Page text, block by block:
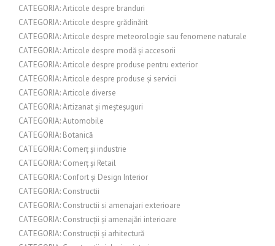
CATEGORIA: Articole despre branduri
CATEGORIA: Articole despre grădinărit
CATEGORIA: Articole despre meteorologie sau fenomene naturale
CATEGORIA: Articole despre modă și accesorii
CATEGORIA: Articole despre produse pentru exterior
CATEGORIA: Articole despre produse și servicii
CATEGORIA: Articole diverse
CATEGORIA: Artizanat și meșteșuguri
CATEGORIA: Automobile
CATEGORIA: Botanică
CATEGORIA: Comerț și industrie
CATEGORIA: Comerț și Retail
CATEGORIA: Confort și Design Interior
CATEGORIA: Constructii
CATEGORIA: Constructii si amenajari exterioare
CATEGORIA: Construcții și amenajări interioare
CATEGORIA: Construcții și arhitectură